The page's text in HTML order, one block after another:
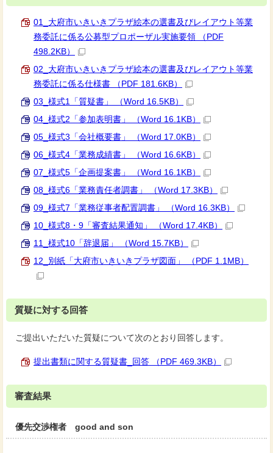
01_大府市いきいきプラザ絵本の選書及びレイアウト等業
務委託に係る公募型プロポーザル実施要領 （PDF
498.2KB）
02_大府市いきいきプラザ絵本の選書及びレイアウト等業
務委託に係る仕様書 （PDF 181.6KB）
03_様式1「質疑書」 （Word 16.5KB）
04_様式2「参加表明書」 （Word 16.1KB）
05_様式3「会社概要書」 （Word 17.0KB）
06_様式4「業務成績書」 （Word 16.6KB）
07_様式5「企画提案書」 （Word 16.1KB）
08_様式6「業務責任者調書」 （Word 17.3KB）
09_様式7「業務従事者配置調書」 （Word 16.3KB）
10_様式8・9「審査結果通知」 （Word 17.4KB）
11_様式10「辞退届」 （Word 15.7KB）
12_別紙「大府市いきいきプラザ図面」 （PDF 1.1MB）
質疑に対する回答
ご提出いただいた質疑について次のとおり回答します。
提出書類に関する質疑書_回答 （PDF 469.3KB）
審査結果
優先交渉権者 good and son